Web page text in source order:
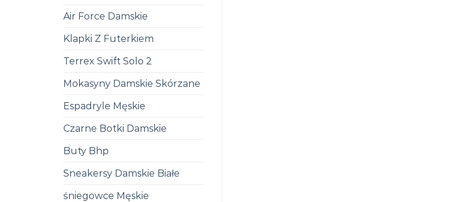
Air Force Damskie
Klapki Z Futerkiem
Terrex Swift Solo 2
Mokasyny Damskie Skórzane
Espadryle Męskie
Czarne Botki Damskie
Buty Bhp
Sneakersy Damskie Białe
śniegowce Męskie